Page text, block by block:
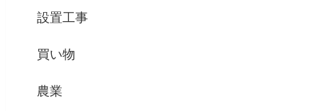
設置工事
買い物
農業